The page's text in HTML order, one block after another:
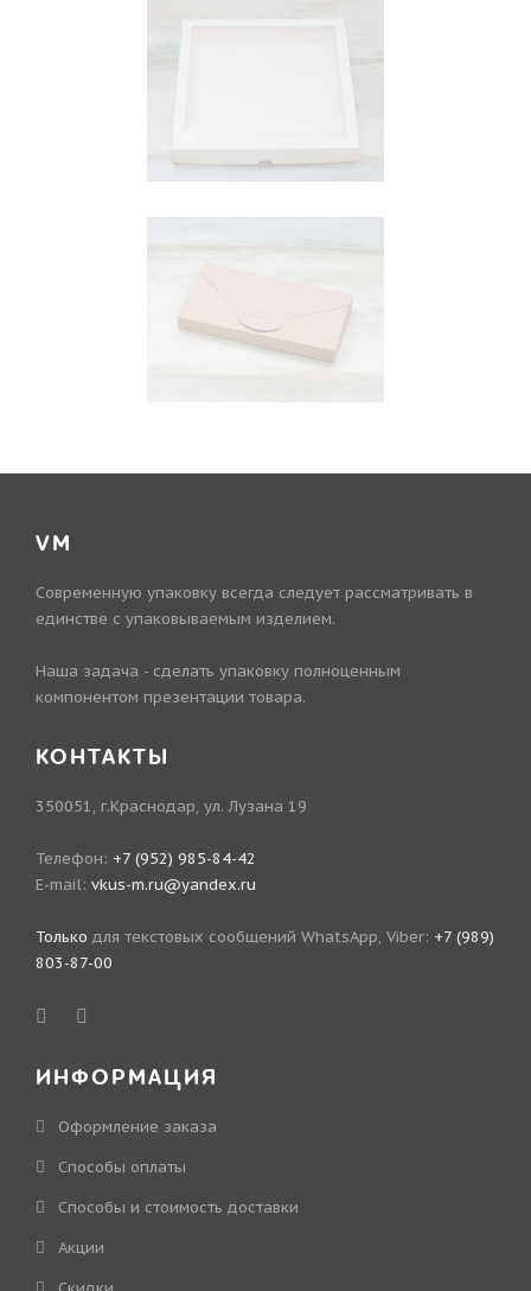
VM
Современную упаковку всегда следует рассматривать в
единстве с упаковываемым изделием.
Наша задача - сделать упаковку полноценным
компонентом презентации товара.
КОНТАКТЫ
350051, г.Краснодар, ул. Лузана 19
Телефон: +7 (952) 985-84-42
E-mail: vkus-m.ru@yandex.ru
Только для текстовых сообщений WhatsApp, Viber: +7 (989)
803-87-00
ИНФОРМАЦИЯ
Оформление заказа
Способы оплаты
Способы и стоимость доставки
Акции